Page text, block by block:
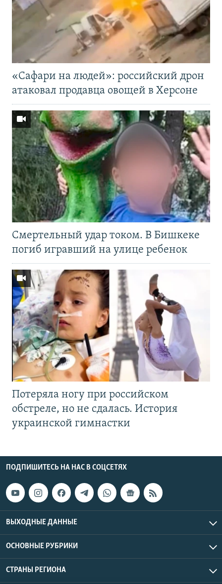
«Cафари на людей»: российский дрон
атаковал продавца овощей в Херсоне
Смертельный удар током. В Бишкеке
погиб игравший на улице ребенок
Потеряла ногу при российском
обстреле, но не сдалась. История
украинской гимнастки
ПОДПИШИТЕСЬ НА НАС В СОЦСЕТЯХ
ВЫХОДНЫЕ ДАННЫЕ
ОСНОВНЫЕ РУБРИКИ
СТРАНЫ РЕГИОНА